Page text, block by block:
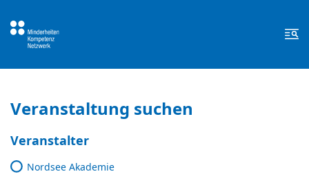
Zum Inhalt springen
Zur Fußzeile springen
Veranstaltung suchen
Veranstalter
Nordsee Akademie